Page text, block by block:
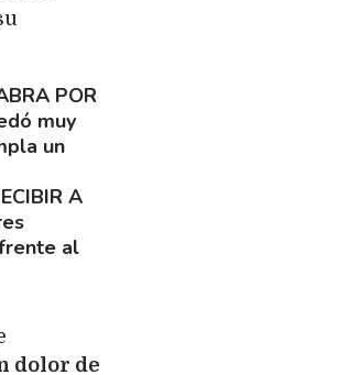
POR
muy
un
A
al
dolor de